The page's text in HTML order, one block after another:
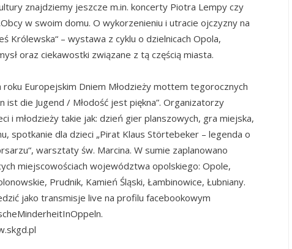
znajdziemy jeszcze m.in. koncerty Piotra Lempy czy
w swoim domu. O wykorzenieniu i utracie ojczyzny na
Królewska“ – wystawa z cyklu o dzielnicach Opola,
oraz ciekawostki związane z tą częścią miasta.
Europejskim Dniem Młodzieży mottem tegorocznych
ist die Jugend / Młodość jest piękna”. Organizatorzy
i młodzieży takie jak: dzień gier planszowych, gra miejska,
spotkanie dla dzieci „Pirat Klaus Störtebeker – legenda o
warsztaty św. Marcina. W sumie zaplanowano
miejscowościach województwa opolskiego: Opole,
Prudnik, Kamień Śląski, Łambinowice, Łubniany.
jako transmisje live na profilu facebookowym